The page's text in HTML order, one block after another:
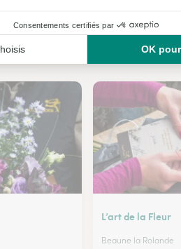
Nos fleuristes à Arville
L’art de la Fleur
Beaune la Rolande